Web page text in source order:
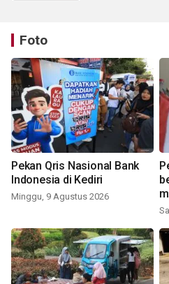
Foto
Pekan Qris Nasional Bank
Indonesia di Kediri
Minggu, 9 Agustus 2026